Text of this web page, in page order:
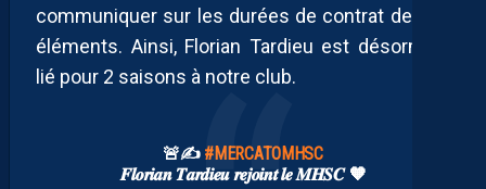
communiquer sur les durées de contrat de ses
éléments. Ainsi, Florian Tardieu est désormais
lié pour 2 saisons à notre club.
🚨✍️ #MERCATOMHSC
𝑭𝒍𝒐𝒓𝒊𝒂𝒏 𝑻𝒂𝒓𝒅𝒊𝒆𝒖 𝒓𝒆𝒋𝒐𝒊𝒏𝒕 𝒍𝒆 𝑴𝑯𝑺𝑪 🧡